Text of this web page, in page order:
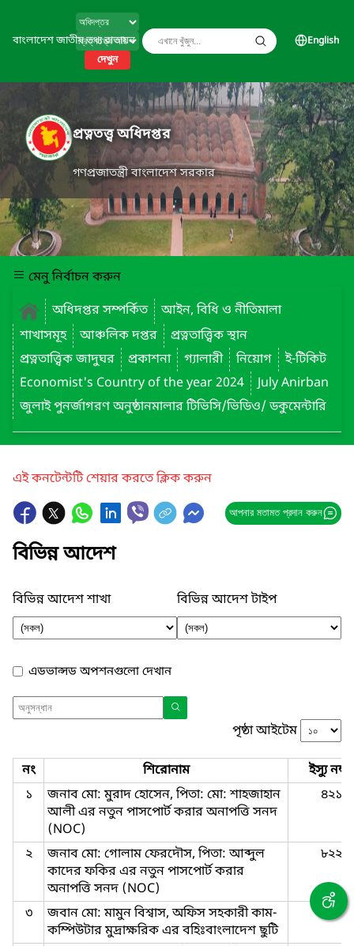
বাংলাদেশ জাতীয় তথ্য বাতায়ন
দেখুন
English
প্রত্নতত্ত্ব অধিদপ্তর
গণপ্রজাতন্ত্রী বাংলাদেশ সরকার
মেনু নির্বাচন করুন
অধিদপ্তর সম্পর্কিত
আইন, বিধি ও নীতিমালা
শাখাসমূহ
আঞ্চলিক দপ্তর
প্রত্নতাত্ত্বিক স্থান
প্রত্নতাত্ত্বিক জাদুঘর
প্রকাশনা গ্যালারী নিয়োগ
ই-টিকিট
Economist's Country of the year 2024
July Anirban
জুলাই পুনর্জাগরণ অনুষ্ঠানমালার টিভিসি/ভিডিও/ ডকুমেন্টারি
এই কনটেন্টটি শেয়ার করতে ক্লিক করুন
আপনার মতামত প্রদান করুন
বিভিন্ন আদেশ
বিভিন্ন আদেশ শাখা বিভিন্ন আদেশ টাইপ
এডভান্সড অপশনগুলো দেখান
পৃষ্ঠা আইটেম
নং শিরোনাম
ইস্যু নম্বর
১
জনাব মো: মুরাদ হোসেন, পিতা: মো: শাহজাহান
আলী এর নতুন পাসপোর্ট করার অনাপত্তি সনদ
(NOC)
৪২১
২
জনাব মো: গোলাম ফেরদৌস, পিতা: আব্দুল
কাদের ফকির এর নতুন পাসপোর্ট করার
অনাপত্তি সনদ (NOC)
৮২২
৩
জবান মো: মামুন বিশ্বাস, অফিস সহকারী কাম-
কম্পিউটার মুদ্রাক্ষরিক এর বহিঃবাংলাদেশ ছুটি
৪২৩